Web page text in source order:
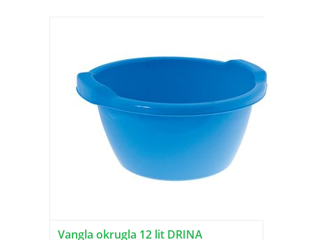
Vangla okrugla 12 lit DRINA